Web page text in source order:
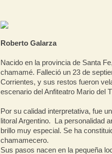
Roberto Galarza
Nacido en la provincia de Santa
chamamé. Falleció un 23 de
Corrientes, y sus restos fueron
escenario del Anfiteatro Mario del
Por su calidad interpretativa, fue
litoral Argentino. La personalidad
brillo muy especial. Se ha
chamamecero.
Sus pasos nacen en la pequeña